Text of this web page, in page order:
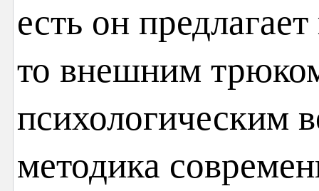
есть он
то внешним
психологическим
методика